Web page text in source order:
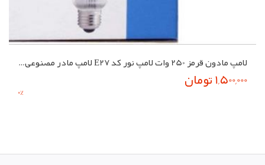
لامپ مادون قرمز 250 وات لامپ نور کد E27 لامپ مادر مصنوعی جوجه
1,500,000 تومان 0%